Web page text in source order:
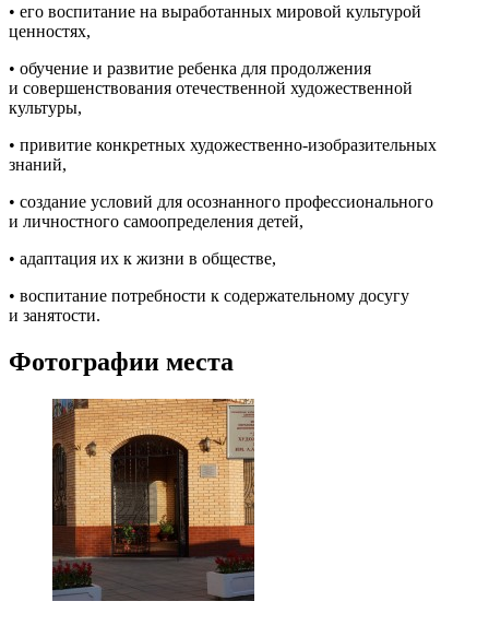
• его воспитание на выработанных мировой культурой
ценностях,
• обучение и развитие ребенка для продолжения
и совершенствования отечественной художественной
культуры,
• привитие конкретных художественно-изобразительных
знаний,
• создание условий для осознанного профессионального
и личностного самоопределения детей,
• адаптация их к жизни в обществе,
• воспитание потребности к содержательному досугу
и занятости.
Фотографии места